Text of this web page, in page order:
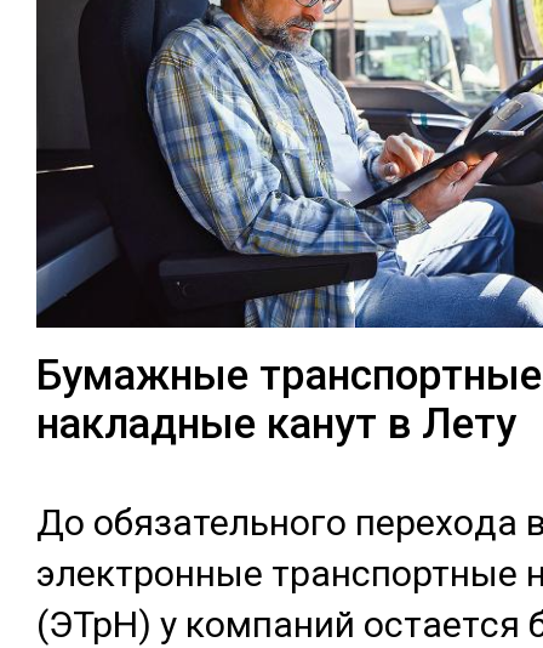
Бумажные транспортные
накладные канут в Лету
До обя­затель­но­го пе­рехо­да
элек­трон­ные тран­спортные
(ЭТрН) у ком­па­ний ос­тает­ся